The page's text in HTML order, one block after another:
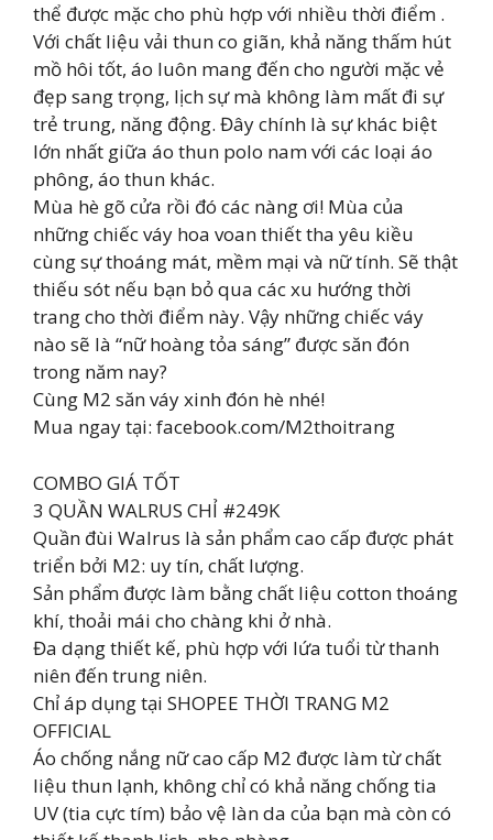
thể được mặc cho phù hợp với nhiều thời điểm .
Với chất liệu vải thun co giãn, khả năng thấm hút
mồ hôi tốt, áo luôn mang đến cho người mặc vẻ
đẹp sang trọng, lịch sự mà không làm mất đi sự
trẻ trung, năng động. Đây chính là sự khác biệt
lớn nhất giữa áo thun polo nam với các loại áo
phông, áo thun khác.
Mùa hè gõ cửa rồi đó các nàng ơi! Mùa của
những chiếc váy hoa voan thiết tha yêu kiều
cùng sự thoáng mát, mềm mại và nữ tính. Sẽ thật
thiếu sót nếu bạn bỏ qua các xu hướng thời
trang cho thời điểm này. Vậy những chiếc váy
nào sẽ là “nữ hoàng tỏa sáng” được săn đón
trong năm nay?
Cùng M2 săn váy xinh đón hè nhé!
Mua ngay tại: facebook.com/M2thoitrang
COMBO GIÁ TỐT
3 QUẦN WALRUS CHỈ #249K
Quần đùi Walrus là sản phẩm cao cấp được phát
triển bởi M2: uy tín, chất lượng.
Sản phẩm được làm bằng chất liệu cotton thoáng
khí, thoải mái cho chàng khi ở nhà.
Đa dạng thiết kế, phù hợp với lứa tuổi từ thanh
niên đến trung niên.
Chỉ áp dụng tại SHOPEE THỜI TRANG M2
OFFICIAL
Áo chống nắng nữ cao cấp M2 được làm từ chất
liệu thun lạnh, không chỉ có khả năng chống tia
UV (tia cực tím) bảo vệ làn da của bạn mà còn có